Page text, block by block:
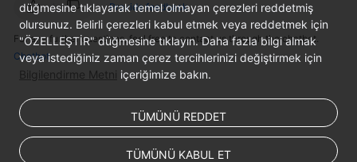
Endpoints
Permissions
Provide feedback
For any further questions, feel free to contact us through the chatbot.
Chatbot
düğmesine tıklayarak temel olmayan çerezleri reddetmiş
olursunuz. Belirli çerezleri kabul etmek veya reddetmek için
"ÖZELLEŞTİR" düğmesine tıklayın. Daha fazla bilgi almak
veya istediğiniz zaman çerez tercihlerinizi değiştirmek için
Bilgilendirme Metni içeriğimize bakın.
TÜMÜNÜ REDDET
TÜMÜNÜ KABUL ET